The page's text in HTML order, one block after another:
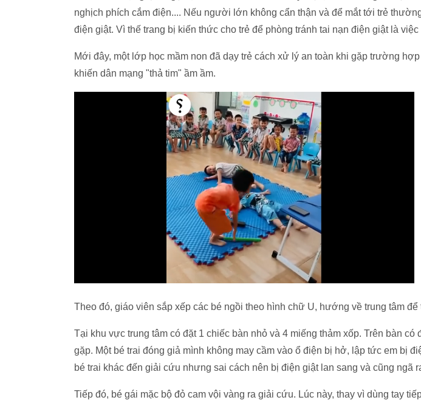
nghịch phích cắm điện.... Nếu người lớn không cẩn thận và để mắt tới trẻ
điện giật. Vì thế trang bị kiến thức cho trẻ để phòng tránh tai nạn điện giật là việc
Mới đây, một lớp học mầm non đã dạy trẻ cách xử lý an toàn khi gặp trường
khiến dân mạng "thả tim" ầm ầm.
Theo đó, giáo viên sắp xếp các bé ngồi theo hình chữ U, hướng về trung tâm để
Tại khu vực trung tâm có đặt 1 chiếc bàn nhỏ và 4 miếng thảm xốp. Trên bàn có
gặp. Một bé trai đóng giả mình không may cầm vào ổ điện bị hở, lập tức em bị
bé trai khác đến giải cứu nhưng sai cách nên bị điện giật lan sang và cũng ngã
Tiếp đó, bé gái mặc bộ đỏ cam vội vàng ra giải cứu. Lúc này, thay vì dùng tay